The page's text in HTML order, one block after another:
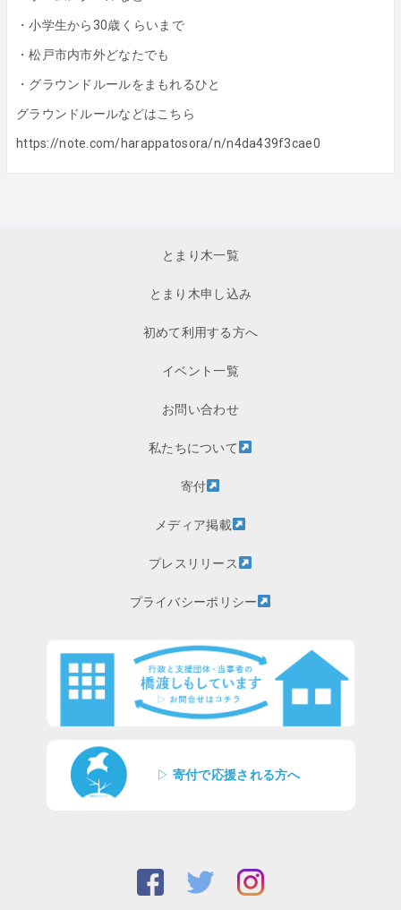
・小学生から30歳くらいまで
・松戸市内市外どなたでも
・グラウンドルールをまもれるひと
グラウンドルールなどはこちら
https://note.com/harappatosora/n/n4da439f3cae0
とまり木一覧
とまり木申し込み
初めて利用する方へ
イベント一覧
お問い合わせ
私たちについて
寄付
メディア掲載
プレスリリース
プライバシーポリシー
▷ 寄付で応援される方へ